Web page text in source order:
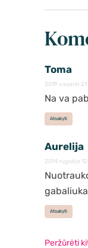
Toma
2019 vasario 21
Na va
Atsakyti
Aurelija
2014 rugsėjo
Atsakyti
Peržūrėti